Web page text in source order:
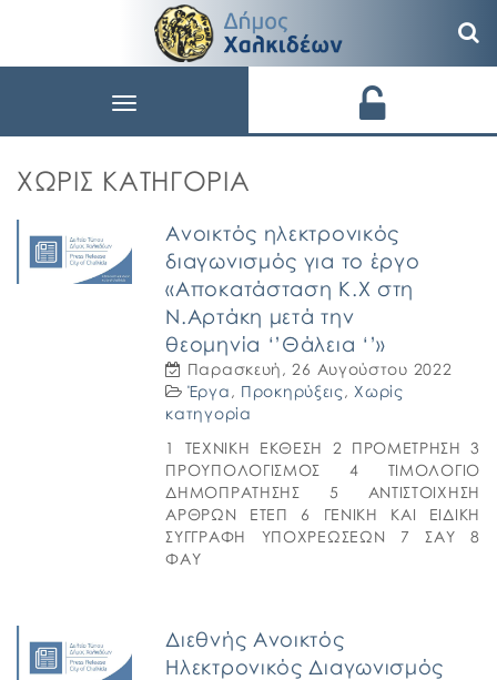
Toggle
ΧΩΡΊΣ ΚΑΤΗΓΟΡΊΑ
Ανοικτός ηλεκτρονικός
διαγωνισμός για το έργο
«Αποκατάσταση Κ.Χ στη
Ν.Αρτάκη μετά την
θεομηνία ‘’Θάλεια ‘’»
Παρασκευή, 26 Αυγούστου 2022
Έργα , Προκηρύξεις, Χωρίς
κατηγορία
1 ΤΕΧΝΙΚΗ ΕΚΘΕΣΗ 2 ΠΡΟΜΕΤΡΗΣΗ 3
ΠΡΟΥΠΟΛΟΓΙΣΜΟΣ 4 ΤΙΜΟΛΟΓΙΟ
ΔΗΜΟΠΡΑΤΗΣΗΣ 5 ΑΝΤΙΣΤΟΙΧΗΣΗ
ΑΡΘΡΩΝ ΕΤΕΠ 6 ΓΕΝΙΚΗ ΚΑΙ ΕΙΔΙΚΗ
ΣΥΓΓΡΑΦΗ ΥΠΟΧΡΕΩΣΕΩΝ 7 ΣΑΥ 8
ΦΑΥ
Διεθνής Ανοικτός
Ηλεκτρονικός Διαγωνισμός